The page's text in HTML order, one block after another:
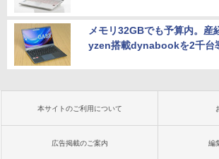
メモリ32GBでも予算内。産
yzen搭載dynabookを2千台
本サイトのご利用について
広告掲載のご案内 編